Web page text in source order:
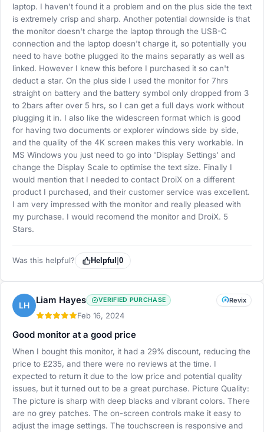
laptop. I haven't found it a problem and on the plus side the text
is extremely crisp and sharp. Another potential downside is that
the monitor doesn't charge the laptop through the USB-C
connection and the laptop doesn't charge it, so potentially you
need to have bothe plugged ito the mains separatly as well as
linked. However I knew this before I purchased it so can't
deduct a star. On the plus side I used the monitor for 7hrs
straight on battery and the battery symbol only dropped from 3
to 2bars after over 5 hrs, so I can get a full days work without
plugging it in. I also like the widescreen format which is good
for having two documents or explorer windows side by side,
and the quality of the 4K screen makes this very workable. In
MS Windows you just need to go into 'Display Settings' and
change the Display Scale to optimise the text size. Finally I
would mention that I needed to contact DroiX on a different
product I purchased, and their customer service was excellent.
I am very impressed with the monitor and really pleased with
my purchase. I would recomend the monitor and DroiX. 5
Stars.
Was this helpful? Helpful 0
LH Liam Hayes VERIFIED PURCHASE
Feb 16, 2024
Revix
Good monitor at a good price
When I bought this monitor, it had a 29% discount, reducing the
price to £235, and there were no reviews at the time. I
expected to return it due to the low price and potential quality
issues, but it turned out to be a great purchase. Picture Quality:
The picture is sharp with deep blacks and vibrant colors. There
are no grey patches. The on-screen controls make it easy to
adjust the image settings. The touchscreen is responsive and